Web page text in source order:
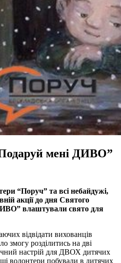
мені ДИВО”
“Поруч” та всі небайдужі,
акції до дня Святого
влаштували свято для
відвідати вихованців
змогу розділитись на дві
настрій для ДВОХ дитячих
волонтери побували в дитячих